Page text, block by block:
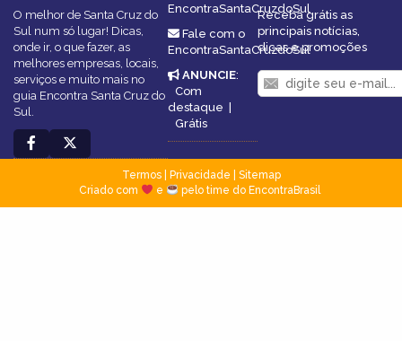
O melhor de Santa Cruz do
Sul num só lugar! Dicas,
onde ir, o que fazer, as
melhores empresas, locais,
serviços e muito mais no
guia Encontra Santa Cruz do
Sul.
EncontraSantaCruzdoSul
Fale com o
EncontraSantaCruzdoSul
ANUNCIE:
Com
destaque |
Grátis
Receba grátis as
principais notícias,
dicas e promoções
Termos| Privacidade
Sitemap
Criado com
e pelo time do EncontraBrasil